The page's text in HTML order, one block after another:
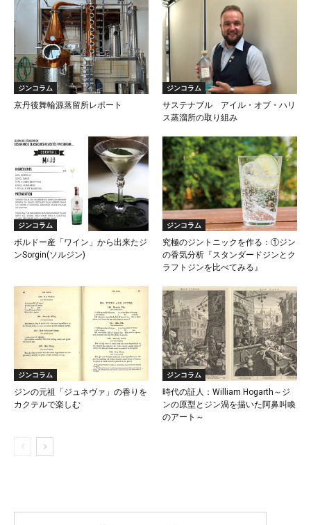
ジンコラム
京丹後舞輪源蒸留所レポート
ジンコラム
サステナブル アイル・オブ・ハリ
ス蒸溜所の取り組み
ジンコラム
ボルドー産「ワイン」から出来たジ
ンSorgin(ソルジン)
ジンコラム
究極のジントニックを作る：①ジン
の香気分析『スタンダードジンとク
ラフトジンを比べてみる』
ジンコラム
ジンの元祖「ジュネヴァ」の香りを
カクテルで楽しむ
ジンコラム
時代の証人：William Hogarth～ジ
ンの原型とジン渦を描いた阿鼻叫喚
のアート～